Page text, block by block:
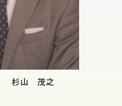
杉山 茂之